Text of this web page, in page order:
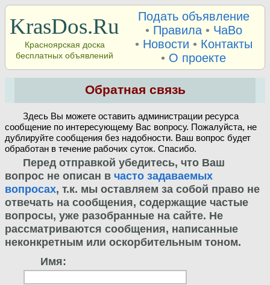
KrasDos.Ru
Красноярская доска
бесплатных объявлений
Подать объявление
• Правила• ЧаВо
• Новости • Контакты
• О проекте
Обратная связь
Здесь Вы можете оставить администрации ресурса
сообщение по интересующему Вас вопросу. Пожалуйста, не
дублируйте сообщения без надобности. Ваш вопрос будет
обработан в течение рабочих суток. Спасибо.
Перед отправкой убедитесь, что Ваш
вопрос не описан в часто задаваемых
вопросах, т.к. мы оставляем за собой право не
отвечать на сообщения, содержащие частые
вопросы, уже разобранные на сайте. Не
рассматриваются сообщения, написанные
неконкретным или оскорбительным тоном.
Имя: